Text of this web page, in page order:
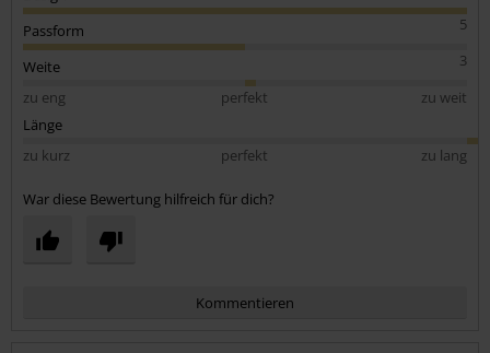
5
Passform
3
Weite
zu eng
perfekt
zu weit
Länge
zu kurz
perfekt zu lang
War diese Bewertung hilfreich für dich?
Kommentieren